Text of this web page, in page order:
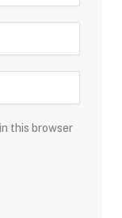
this browser